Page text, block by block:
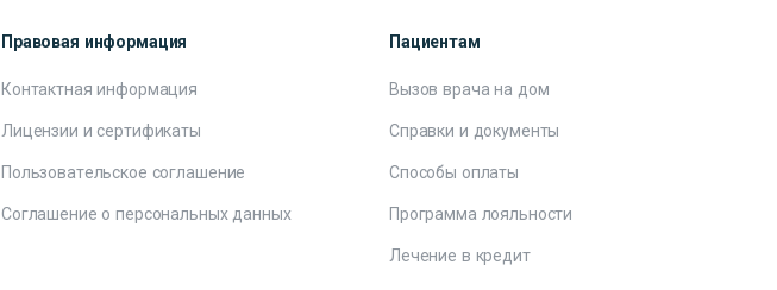
Правовая информация
Контактная информация
Лицензии и сертификаты
Пользовательское соглашение
Соглашение о персональных данных
Пациентам
Вызов врача на дом
Справки и документы
Способы оплаты
Программа лояльности
Лечение в кредит